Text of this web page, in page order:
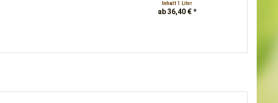
Inhalt1 Liter
ab 36,40 € *